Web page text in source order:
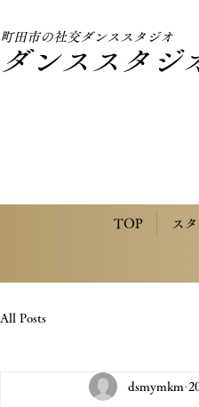
町田市の社交ダンススタジオ
ダンススタジ
TOP ス
All Posts
dsmymkm